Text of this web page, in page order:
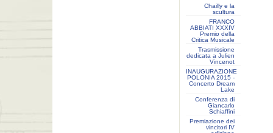
Chailly e la
scultura
FRANCO
ABBIATI XXXIV
Premio della
Critica Musicale
Trasmissione
dedicata a Julien
Vincenot
INAUGURAZIONE
POLONIA 2015 -
Concerto Dream
Lake
Conferenza di
Giancarlo
Schiaffini
Premiazione dei
vincitori IV